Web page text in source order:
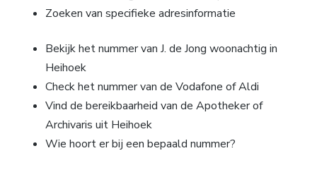
Zoeken van specifieke adresinformatie
Bekijk het nummer van J. de Jong woonachtig in
Heihoek
Check het nummer van de Vodafone of Aldi
Vind de bereikbaarheid van de Apotheker of
Archivaris uit Heihoek
Wie hoort er bij een bepaald nummer?